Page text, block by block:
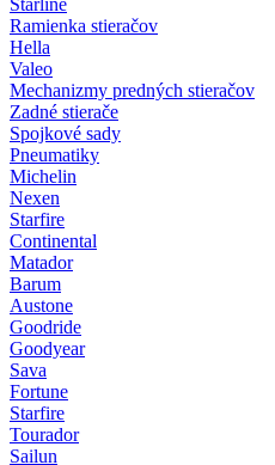
Starline
Ramienka stieračov
Hella
Valeo
Mechanizmy predných stieračov
Zadné stierače
Spojkové sady
Pneumatiky
Michelin
Nexen
Starfire
Continental
Matador
Barum
Austone
Goodride
Goodyear
Sava
Fortune
Starfire
Tourador
Sailun